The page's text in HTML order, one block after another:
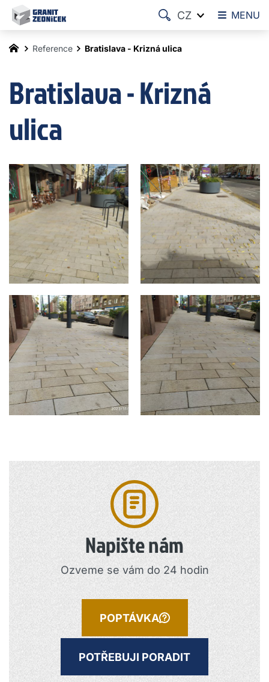
Reference Bratislava - Krizná ulica
Bratislava - Krizná
ulica
Napište nám
Ozveme se vám do 24 hodin
POPTÁVKA
POTŘEBUJI PORADIT
MENU
CZ